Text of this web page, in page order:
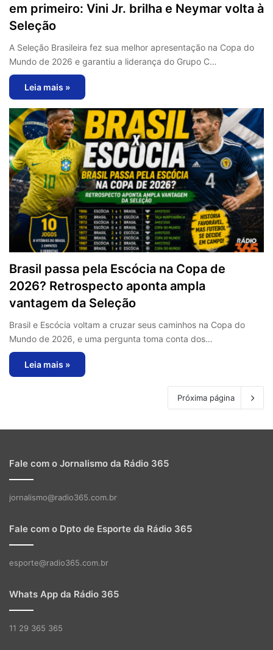
em primeiro: Vini Jr. brilha e Neymar volta à
Seleção
A Seleção Brasileira fez sua melhor apresentação na Copa do
Mundo de 2026 e garantiu a liderança do Grupo C…
Leia mais »
Brasil passa pela Escócia na Copa de
2026? Retrospecto aponta ampla
vantagem da Seleção
Brasil e Escócia voltam a cruzar seus caminhos na Copa do
Mundo de 2026, e uma pergunta toma conta dos…
Leia mais »
Próxima página
Fale com o Jornalismo da Rádio 365
jornalismo@radio365.com.br
Fale com o Dpto de Esporte da Rádio 365
esporte@radio365.com.br
Whats App da Rádio 365
11 29 365 365